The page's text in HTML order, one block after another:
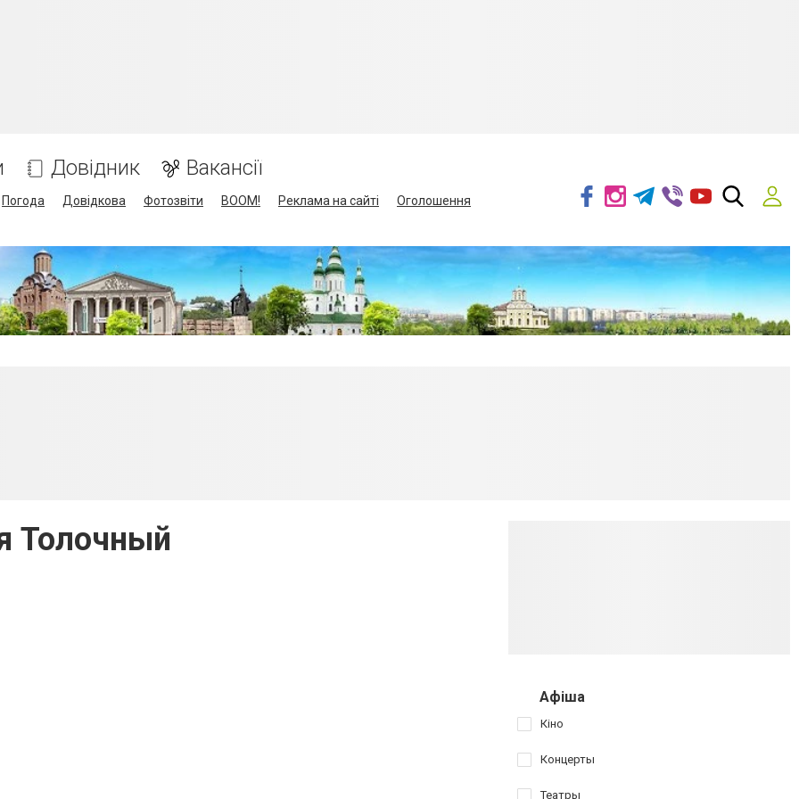
Довідник Вакансії
Погода Довідкова Фотозвіти BOOM! Реклама на сайті Оголошення
Толочный
Афіша
Кіно
Концерты
Театры